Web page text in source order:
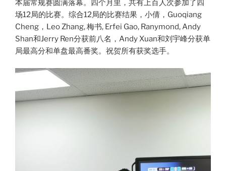
本届常规赛圆满落幕。四个月里，共有上百人次参加了四
场12局的比赛。综合12局的比赛结果，小倩，Guoqiang
Cheng，Leo Zhang, 梅书, Erfei Gao, Ranymond, Andy
Shan和Jerry Ren分获前八名，Andy Xuan和刘宇峰分获单
局最高分和单盘最高番奖。祝贺所有获奖选手。